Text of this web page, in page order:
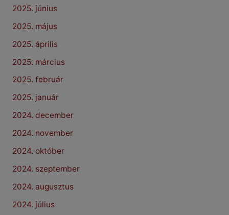
2025. június
2025. május
2025. április
2025. március
2025. február
2025. január
2024. december
2024. november
2024. október
2024. szeptember
2024. augusztus
2024. július